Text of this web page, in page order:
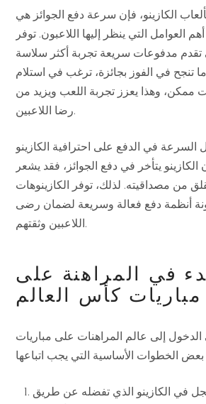
الكازينو، فإن سرعة دفع الجوائز هي
العوامل التي ينظر إليها اللاعبون. توفر
تقدم مدفوعات سريعة تجربة أكثر سلاسة
تنجح في الفوز بجائزة، ترغب في استلام
ممكن، وهذا يعزز تجربة اللعب ويزيد من
رضا اللاعبين.
السرعة في الدفع على احترافية الكازينو
الكازينو يتأخر في دفع الجوائز، فقد يشعر
من مصداقيته. لذلك، توفر الكازينوهات
أنظمة دفع فعالة وسريعة لضمان رضى
اللاعبين وثقتهم.
في المراهنة على
مباريات كأس العالم
إلى عالم المراهنات على مباريات
في الكازينو الذي تفضله عن طريق